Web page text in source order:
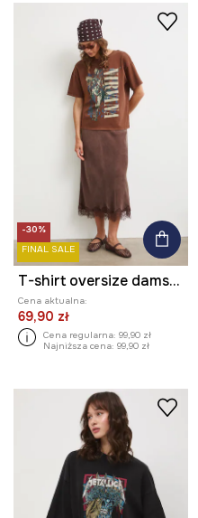
-30%
FINAL SALE
T-shirt oversize damski bawełniany Nirvana
Cena aktualna:
69,90 zł
Cena regularna: 99,90 zł
Najniższa cena: 99,90 zł